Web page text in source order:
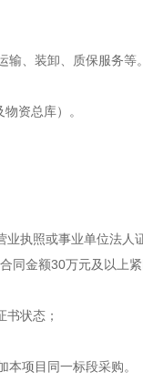
、装卸、质保服务等。
资总库）。
执照或事业单位法人
同金额30万元及以上紧
状态；
项目同一标段采购。